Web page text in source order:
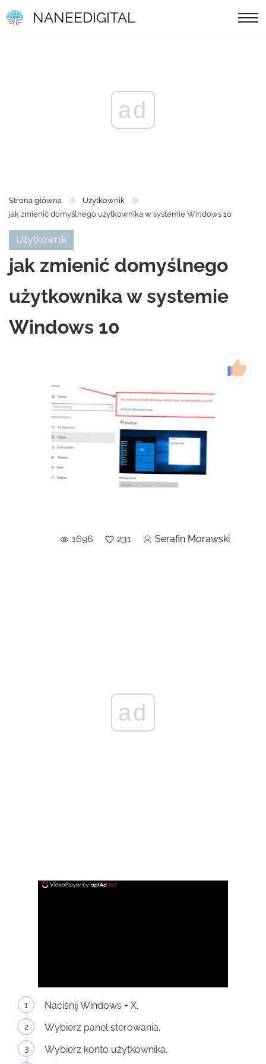
NANEEDIGITAL
ad
Strona główna
Użytkownik
jak zmienić domyślnego użytkownika w systemie Windows 10
Użytkownik
jak zmienić domyślnego
użytkownika w systemie
Windows 10
1696 231 Serafin Morawski
ad
Naciśnij Windows + X.
Wybierz panel sterowania.
Wybierz konto użytkownika.